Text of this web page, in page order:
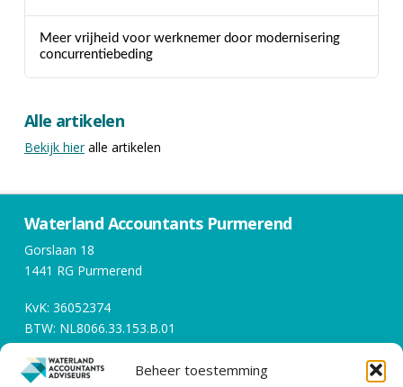
Beheer toestemming
Meer vrijheid voor werknemer door modernisering
concurrentiebeding
Alle artikelen
Bekijk hieralle artikelen
Waterland Accountants Purmerend
Gorslaan 18
1441 RG Purmerend
KvK: 36052374
BTW: NL8066.33.153.B.01